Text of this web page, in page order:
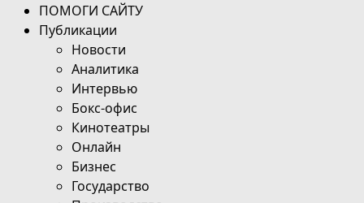
ПОМОГИ САЙТУ
Публикации
Новости
Аналитика
Интервью
Бокс-офис
Кинотеатры
Онлайн
Бизнес
Государство